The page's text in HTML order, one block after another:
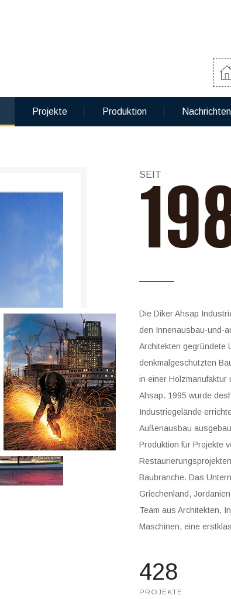
Projekte Produktion
SEIT
Die Diker Ahsap
den Innenausbau-und-
Architekten gegründete
denkmalgeschützten
in einer Holzmanufaktur
Ahsap. 1995 wurde
Industriegelände
Außenausbau
Produktion für Projekte
Baubranche. Das
Griechenland,
Team aus Architekten,
Maschinen, eine
428
PROJEKTE